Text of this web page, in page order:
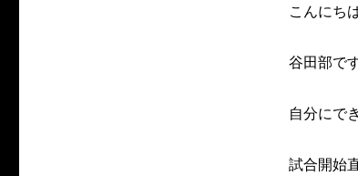
こんにちは
谷田部です
自分にで
試合開始